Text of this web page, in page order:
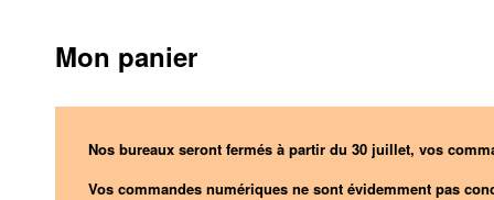
Mon panier
Nos bureaux seront fermés à partir du 30 juillet, vos
Vos commandes numériques ne sont évidemment pas